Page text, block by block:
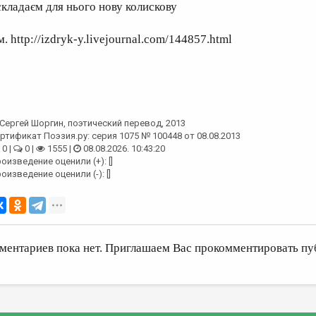
для нього нову колискову
http://izdryk-y.livejournal.com/144857.html
Сергей Шоргин, поэтический перевод, 2013
Поэзия.ру: серия 1075 № 100448 от 08.08.2013
0 |
0 | 1555 |
08.08.2026. 10:43:20
оценили (+): []
оценили (-): []
пока нет. Приглашаем Вас прокомментировать